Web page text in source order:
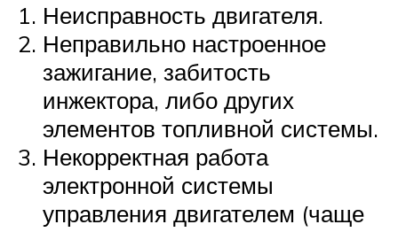
Неисправность двигателя.
Неправильно настроенное
зажигание, забитость
инжектора, либо других
элементов топливной системы.
Некорректная работа
электронной системы
управления двигателем (чаще